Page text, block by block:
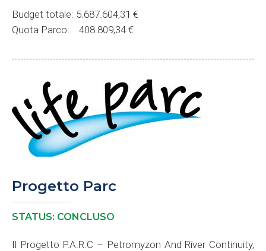
Budget totale: 5.687.604,31 €
Quota Parco: 408.809,34 €
Progetto Parc
STATUS: CONCLUSO
Il Progetto P.A.R.C – Petromyzon And River Continuity,